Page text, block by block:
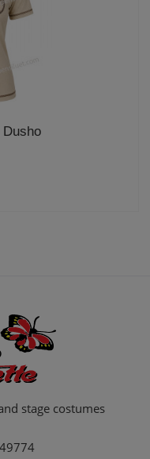
stage costumes